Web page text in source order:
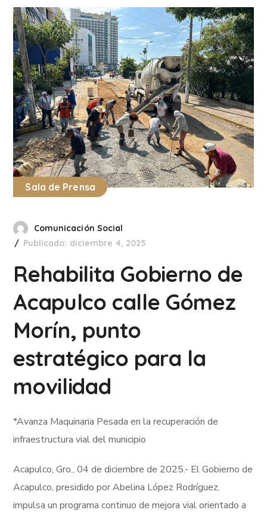
Sala de Prensa
Comunicación Social
Publicado: diciembre 4, 2025
Rehabilita Gobierno de
Acapulco calle Gómez
Morín, punto
estratégico para la
movilidad
*Avanza Maquinaria Pesada en la recuperación de
infraestructura vial del municipio
Acapulco, Gro., 04 de diciembre de 2025.- El Gobierno de
Acapulco, presidido por Abelina López Rodríguez,
impulsa un programa continuo de mejora vial orientado a